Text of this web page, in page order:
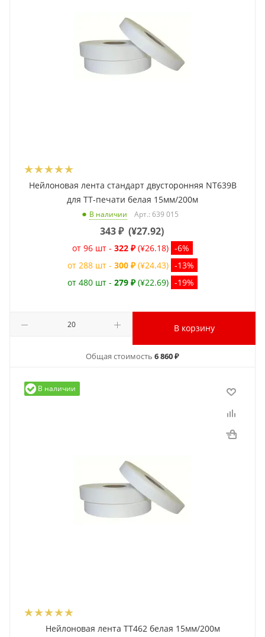
Нейлоновая лента стандарт двусторонняя NT639B
для ТТ-печати белая 15мм/200м
В наличии Арт.: 639 015
343₽ (¥27.92)
от 96 шт - 322 ₽ (¥26.18) -6%
от 288 шт - 300 ₽ (¥24.43) -13%
от 480 шт - 279 ₽ (¥22.69) -19%
В корзину
Общая стоимость 6 860 ₽
В наличии
Нейлоновая лента TT462 белая 15мм/200м